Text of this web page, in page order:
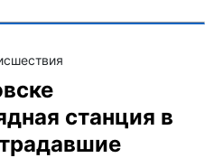
станция в